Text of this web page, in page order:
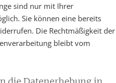
sind nur mit Ihrer
Sie können eine bereits
Die Rechtmäßigkeit der
bleibt vom